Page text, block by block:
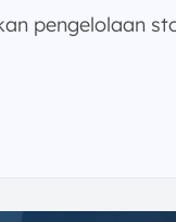
pengelolaan